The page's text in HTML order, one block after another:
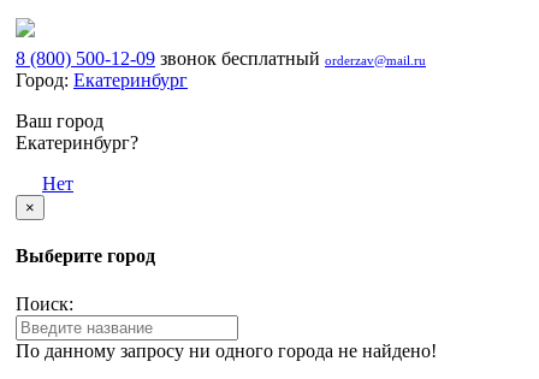
8 (800) 500-12-09 звонок бесплатный orderzav@mail.ru
Город: Екатеринбург
Ваш город
Екатеринбург?
Нет
×
Выберите город
Поиск:
По данному запросу ни одного города не найдено!